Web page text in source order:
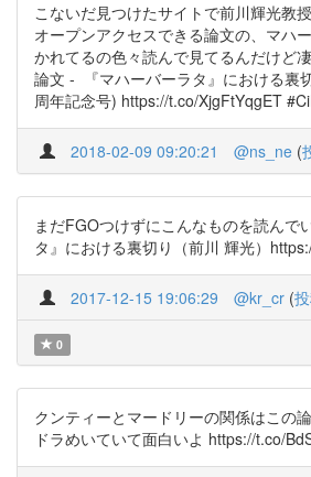
こないだ見つけたサイトで前川輝光教
オープンアクセスできる論文の、マハ
かれてるの色々読んで見てるんだけど
論文 - 『マハーバーラタ』における裏
周年記念号) https://t.co/XjgFtYqgET
2018-02-09 09:20:21 @ns_ne (
まだFGOつけずにこんなものを読んで
タ』における裏切り（前川 輝光）
2017-12-15 19:06:29 @kr_cr (
0
クンティーとマードリーの関係はこの
ドラめいていて面白いよ https://t.co/